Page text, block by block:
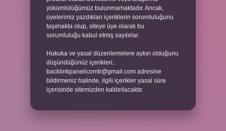
yükümlülüğümüz bulunmamaktadır. Ancak,
üyelerimiz yazdıkları içeriklerin sorumluluğunu
taşımakta olup, siteye üye olarak bu
sorumluluğu kabul etmiş sayılırlar.
Hukuka ve yasal düzenlemelere aykırı olduğunu
düşündüğünüz içerikleri,
backlinkpanelicomtr@gmail.com adresine
bildirmeniz halinde, ilgili içerikler yasal süre
içerisinde sitemizden kaldırılacaktır.